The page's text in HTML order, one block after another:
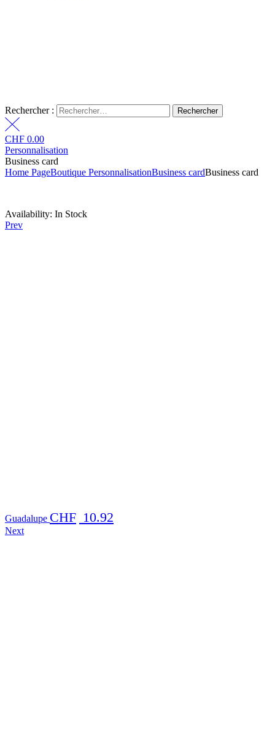
Rechercher :
CHF 0.00
Personnalisation
Business card
Home PageBoutique PersonnalisationBusiness cardBusiness card
Availability: In Stock
Prev
Guadalupe CHF 10.92
Next